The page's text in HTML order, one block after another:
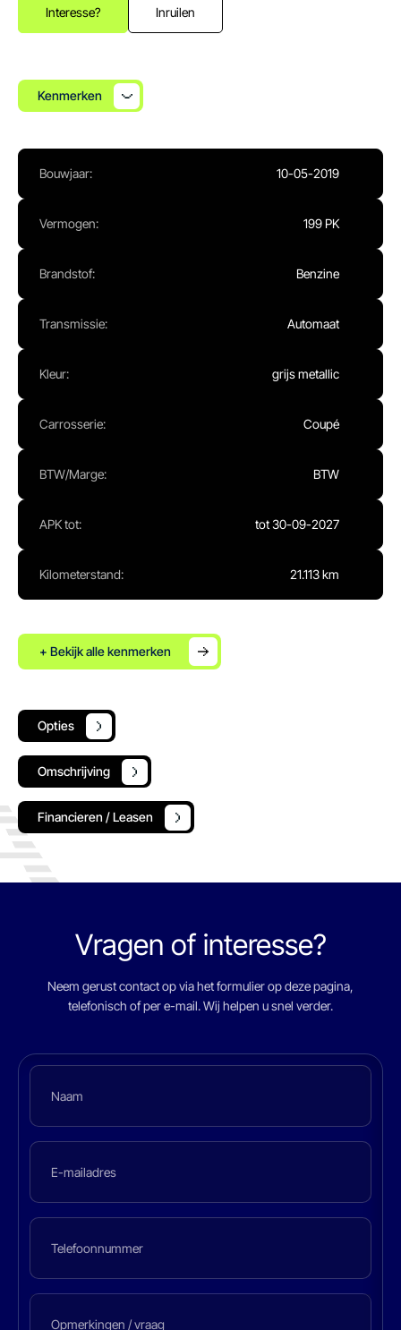
Openingstijden verkoop
Ma - Vr:08.00 - 17.00
Zo:
Gesloten
Openingstijden werkplaats
Gesloten
Interesse? Inruilen
Kenmerken
Bouwjaar: 10-05-2019
Vermogen: 199 PK
Brandstof: Benzine
Transmissie: Automaat
Kleur: grijs metallic
Carrosserie: Coupé
BTW/Marge: BTW
APK tot: tot 30-09-2027
Kilometerstand: 21.113 km
+ Bekijk alle kenmerken
Opties
Omschrijving
Financieren / Leasen
Vragen of interesse?
Neem gerust contact op via het formulier op deze pagina,
telefonisch of per e-mail. Wij helpen u snel verder.